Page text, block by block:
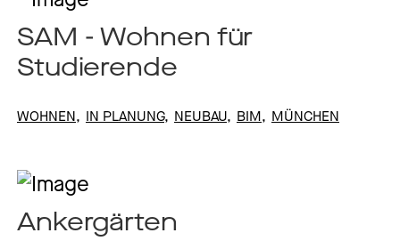
SAM - Wohnen für
Studierende
WOHNEN IN PLANUNG NEUBAU BIM MÜNCHEN
Ankergärten